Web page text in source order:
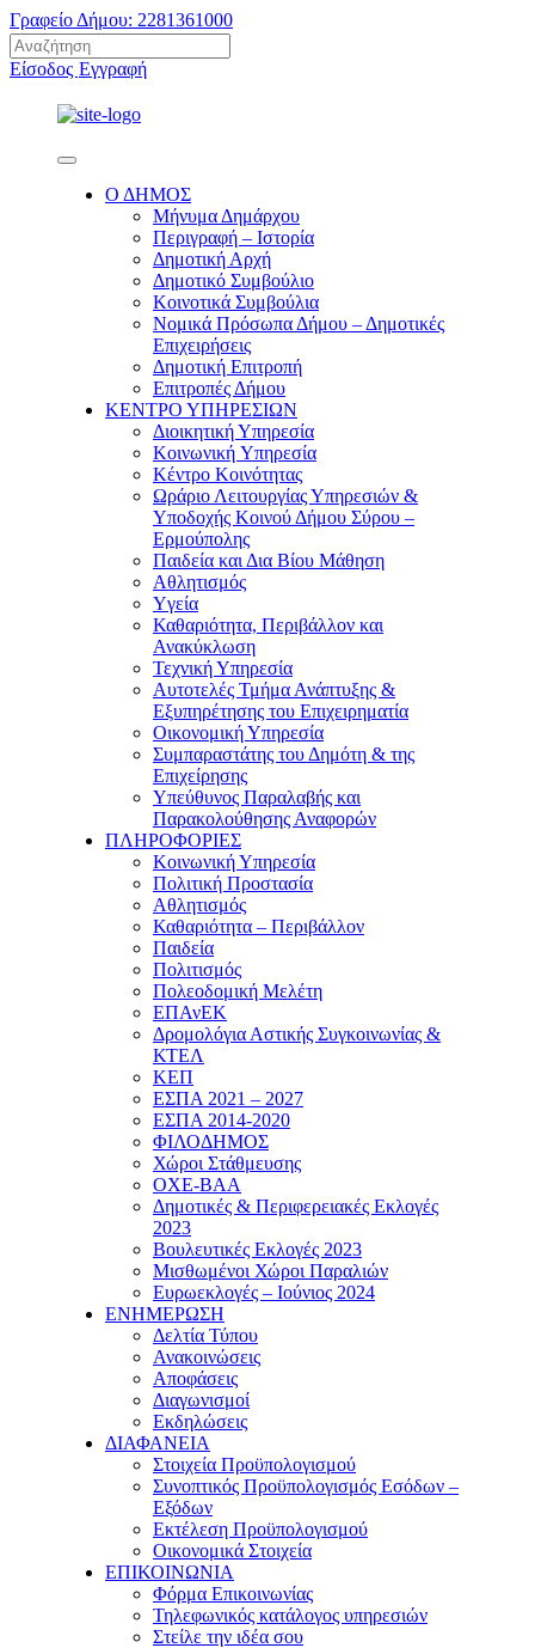
Γραφείο Δήμου: 2281361000
Είσοδος Εγγραφή
Ο ΔΗΜΟΣ
Μήνυμα Δημάρχου
Περιγραφή – Ιστορία
Δημοτική Αρχή
Δημοτικό Συμβούλιο
Κοινοτικά Συμβούλια
Νομικά Πρόσωπα Δήμου – Δημοτικές
Επιχειρήσεις
Δημοτική Επιτροπή
Επιτροπές Δήμου
ΚΕΝΤΡΟ ΥΠΗΡΕΣΙΩΝ
Διοικητική Υπηρεσία
Κοινωνική Yπηρεσία
Κέντρο Κοινότητας
Ωράριο Λειτουργίας Υπηρεσιών &
Υποδοχής Κοινού Δήμου Σύρου –
Ερμούπολης
Παιδεία και Δια Βίου Μάθηση
Αθλητισμός
Yγεία
Καθαριότητα, Περιβάλλον και
Ανακύκλωση
Τεχνική Υπηρεσία
Αυτοτελές Τμήμα Ανάπτυξης &
Εξυπηρέτησης του Επιχειρηματία
Οικονομική Υπηρεσία
Συμπαραστάτης του Δημότη & της
Επιχείρησης
Υπεύθυνος Παραλαβής και
Παρακολούθησης Αναφορών
ΠΛΗΡΟΦΟΡΙΕΣ
Κοινωνική Υπηρεσία
Πολιτική Προστασία
Αθλητισμός
Καθαριότητα – Περιβάλλον
Παιδεία
Πολιτισμός
Πολεοδομική Μελέτη
ΕΠΑνΕΚ
Δρομολόγια Αστικής Συγκοινωνίας &
ΚΤΕΛ
ΚΕΠ
ΕΣΠΑ 2021 – 2027
ΕΣΠΑ 2014-2020
ΦΙΛΟΔΗΜΟΣ
Χώροι Στάθμευσης
ΟΧΕ-ΒΑΑ
Δημοτικές & Περιφερειακές Εκλογές
2023
Βουλευτικές Εκλογές 2023
Μισθωμένοι Χώροι Παραλιών
Ευρωεκλογές – Ιούνιος 2024
ΕΝΗΜΕΡΩΣΗ
Δελτία Τύπου
Ανακοινώσεις
Αποφάσεις
Διαγωνισμοί
Εκδηλώσεις
ΔΙΑΦΑΝΕΙΑ
Στοιχεία Προϋπολογισμού
Συνοπτικός Προϋπολογισμός Εσόδων –
Εξόδων
Εκτέλεση Προϋπολογισμού
Οικονομικά Στοιχεία
ΕΠΙΚΟΙΝΩΝΙΑ
Φόρμα Επικοινωνίας
Τηλεφωνικός κατάλογος υπηρεσιών
Στείλε την ιδέα σου